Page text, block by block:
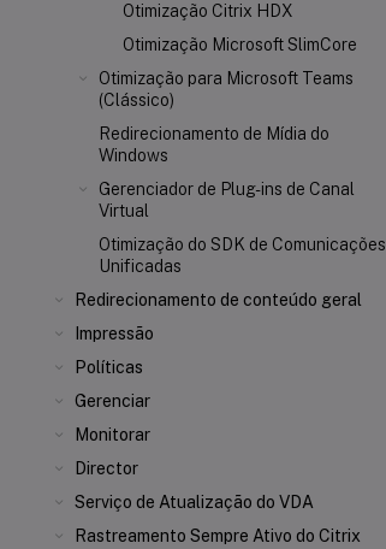
Otimização Citrix HDX
Otimização Microsoft SlimCore
Otimização para Microsoft Teams
(Clássico)
Redirecionamento de Mídia do
Windows
Gerenciador de Plug-ins de Canal
Virtual
Otimização do SDK de Comunicações
Unificadas
Redirecionamento de conteúdo geral
Impressão
Políticas
Gerenciar
Monitorar
Director
Serviço de Atualização do VDA
Rastreamento Sempre Ativo do Citrix